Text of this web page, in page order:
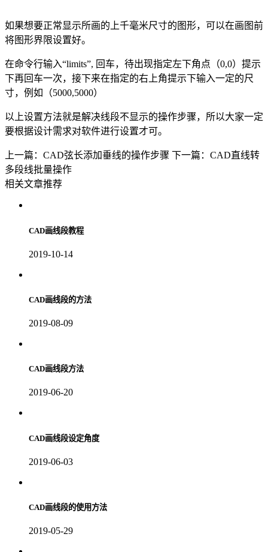
如果想要正常显示所画的上千毫米尺寸的图形，可以在画图前
将图形界限设置好。
在命令行输入“limits”, 回车，待出现指定左下角点（0,0）提示
下再回车一次，接下来在指定的右上角提示下输入一定的尺
寸，例如（5000,5000）
以上设置方法就是解决线段不显示的操作步骤，所以大家一定
要根据设计需求对软件进行设置才可。
上一篇：CAD弦长添加垂线的操作步骤 下一篇：CAD直线转
多段线批量操作
相关文章推荐
CAD画线段教程
2019-10-14
CAD画线段的方法
2019-08-09
CAD画线段方法
2019-06-20
CAD画线段设定角度
2019-06-03
CAD画线段的使用方法
2019-05-29